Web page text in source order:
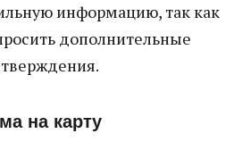
информацию, так как
дополнительные
на карту